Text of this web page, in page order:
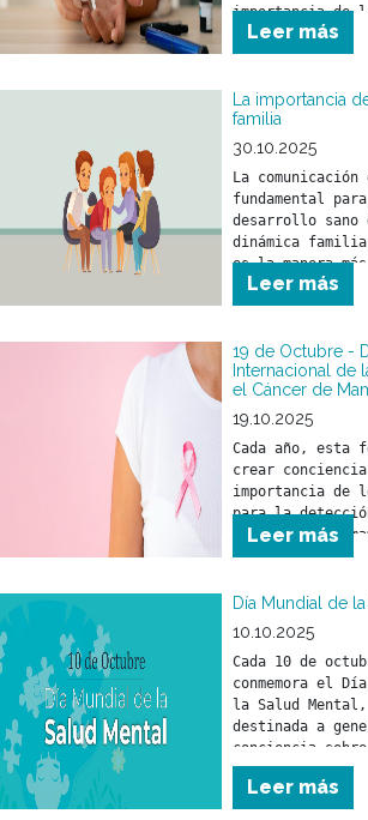
importancia de
detección
tratamiento de
Leer más
La importancia
familia
30.10.2025
La comunicación
fundamental
desarrollo sano
dinámica
es la manera
para compartir
opiniones y
Leer más
19 de Octubre -
Internacional de
el Cáncer de
19.10.2025
Cada año, esta
crear
importancia de
para la
del cáncer de
relevancia de
Leer más
Día Mundial de la
10.10.2025
Cada 10 de
conmemora el
la Salud
destinada a
conciencia
problemas
salud mental y
derechos de las
Leer más